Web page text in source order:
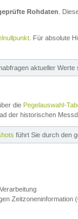
Rohdaten .
. Für absolute
aktueller Werte
die Pegelauswahl-
der historischen
führt Sie durch den
Zeitzoneninformation